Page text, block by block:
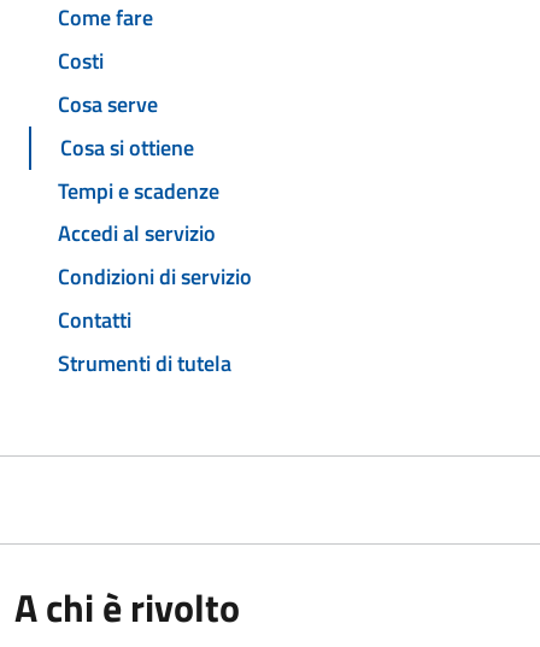
Come fare
Costi
Cosa serve
Cosa si ottiene
Tempi e scadenze
Accedi al servizio
Condizioni di servizio
Contatti
Strumenti di tutela
A chi è rivolto